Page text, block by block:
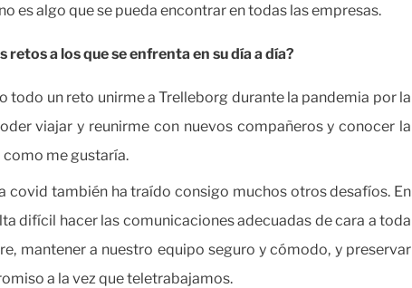
es algo que se pueda encontrar en todas las empresas.
retos a los que se enfrenta en su día a día?
todo un reto unirme a Trelleborg durante la pandemia por la
viajar y reunirme con nuevos compañeros y conocer la
me gustaría.
covid también ha traído consigo muchos otros desafíos. En
difícil hacer las comunicaciones adecuadas de cara a toda
mantener a nuestro equipo seguro y cómodo, y preservar
a la vez que teletrabajamos.